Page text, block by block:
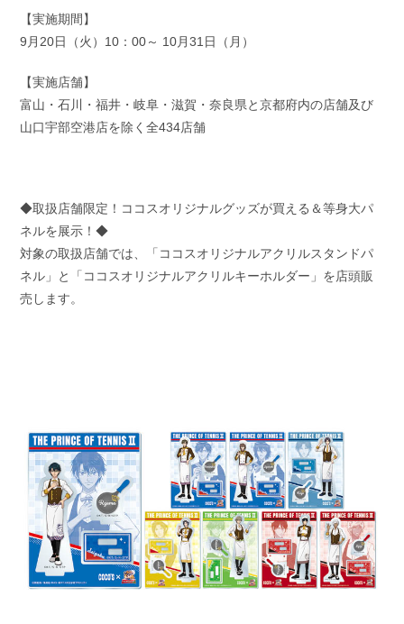
【実施期間】
9月20日（火）10：00～ 10月31日（月）
【実施店舗】
富山・石川・福井・岐阜・滋賀・奈良県と京都府内の店舗及び
山口宇部空港店を除く全434店舗
◆取扱店舗限定！ココスオリジナルグッズが買える＆等身大パ
ネルを展示！◆
対象の取扱店舗では、「ココスオリジナルアクリルスタンドパ
ネル」と「ココスオリジナルアクリルキーホルダー」を店頭販
売します。